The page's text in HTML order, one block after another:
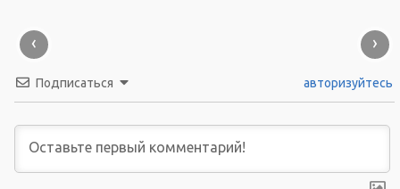
‹ ›
Подписаться авторизуйтесь